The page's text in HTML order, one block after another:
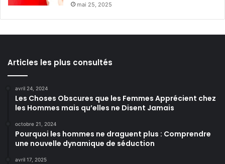
mai 25, 2025
Articles les plus consultés
avril 24, 2024
Les Choses Obscures que les Femmes Apprécient chez
les Hommes mais qu’elles ne Disent Jamais
octobre 21, 2024
Pourquoi les hommes ne draguent plus : Comprendre
une nouvelle dynamique de séduction
avril 17, 2025